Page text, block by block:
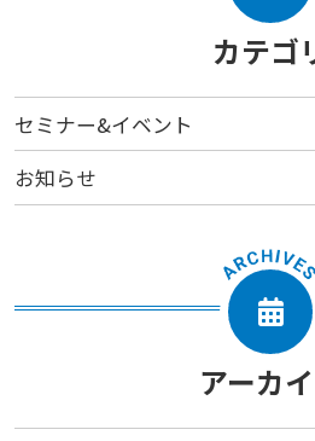
カテゴ
セミナー&イベント
お知らせ
アーカ